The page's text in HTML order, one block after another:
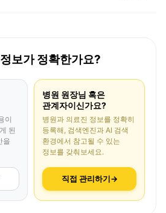
보가 정확한가요?
이
된
을
병원 원장님 혹은
관계자이신가요?
병원과 의료진 정보를 정확히
등록해, 검색엔진과 AI 검색
환경에서 참고될 수 있는
정보를 갖춰보세요.
직접 관리하기→